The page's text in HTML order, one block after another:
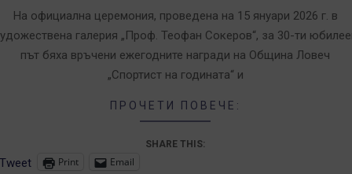
На официална церемония, проведена на 15 януари 2026 г. в
галерия „Проф. Теофан Сокеров“, за 30-ти
път бяха връчени ежегодните награди на Община Ловеч
„Спортист на годината“ и
ПРОЧЕТИ ПОВЕЧЕ:
SHARE THIS:
Tweet Print Email